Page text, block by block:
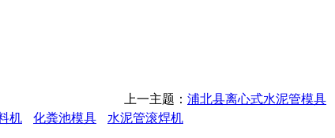
上一主题： 浦北县离心式水泥管模具
机 化粪池模具 水泥管滚焊机